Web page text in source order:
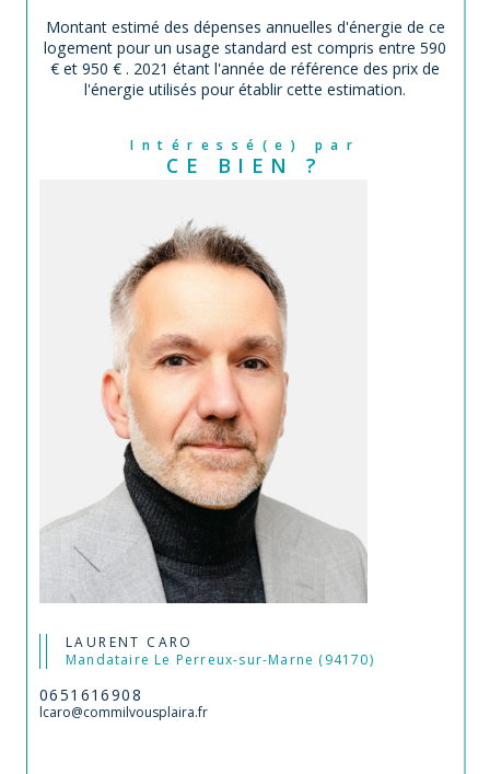
Montant estimé des dépenses annuelles d'énergie de ce
logement pour un usage standard est compris entre 590
€ et 950 € . 2021 étant l'année de référence des prix de
l'énergie utilisés pour établir cette estimation.
Intéressé(e) par
CE BIEN ?
LAURENT CARO
Mandataire Le Perreux-sur-Marne (94170)
0651616908
lcaro@commilvousplaira.fr